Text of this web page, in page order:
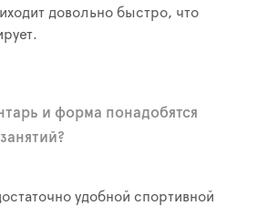
довольно быстро, что
и форма понадобятся
удобной спортивной